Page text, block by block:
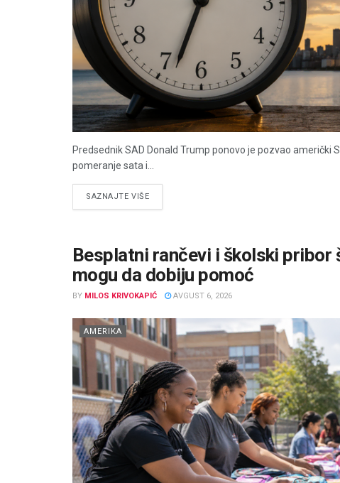
Predsednik SAD Donald Trump ponovo je pozvao američki
pomeranje sata i...
SAZNAJTE VIŠEDETAILS
Besplatni rančevi i školski pribor
mogu da dobiju pomoć
BY MILOS KRIVOKAPIĆ AVGUST 6, 2026
AMERIKA